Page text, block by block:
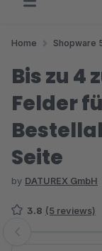
Home Shopware
Bis zu 4
Felder
Seite
by DATUREX GmbH
3.8 (5 reviews)
Skip image gallery